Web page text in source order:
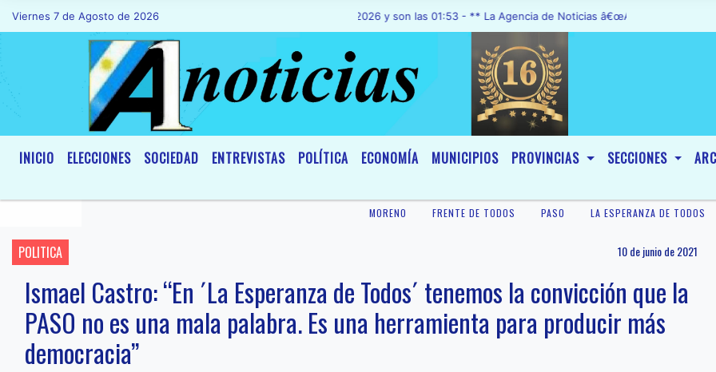
Viernes 7 de Agosto de 2026Hoy es Viernes 7 de Agosto de 2026 y son las 01:53 - ** La Agencia de Noticias â€œA1 Noticiasâ€, fue
INICIO ELECCIONES SOCIEDAD ENTREVISTAS POLÍTICA ECONOMÍA MUNICIPIOS PROVINCIAS SECCIONES
MORENO FRENTE DE TODOS PASO LA ESPERANZA DE TODOS
POLITICA 10 de junio de 2021
Ismael Castro: “En ´La Esperanza de Todos´ tenemos la convicción que la
PASO no es una mala palabra. Es una herramienta para producir más
democracia”